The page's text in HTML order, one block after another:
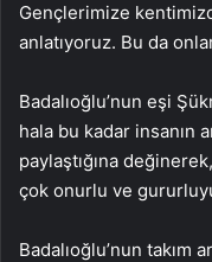
Gençlerimize
anlatıyoruz. Bu da
Badalıoğlu’nun eşi
hala bu kadar insanın
paylaştığına
çok onurlu ve
Badalıoğlu’nun takım